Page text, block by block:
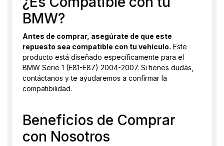
BMW?
Antes de comprar, asegúrate de que este
repuesto sea compatible con tu vehículo. Este
producto está diseñado específicamente para el
BMW Serie 1 (E81-E87) 2004-2007. Si tienes dudas,
contáctanos y te ayudaremos a confirmar la
compatibilidad.
Beneficios de Comprar
con Nosotros